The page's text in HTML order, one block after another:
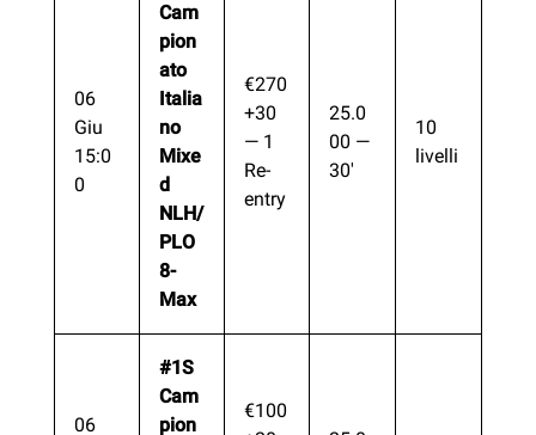
06
Giu
15:0
0
Cam
pion
ato
Italia
no
Mixe
d
NLH/
PLO
8-
Max
€270
+30
— 1
Re-
entry
25.0
00 —
30′
10
livelli
06
#1S
Cam
pion
€100